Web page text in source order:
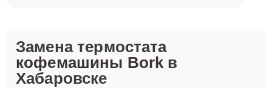
Замена термостата
кофемашины Borkв
Хабаровске